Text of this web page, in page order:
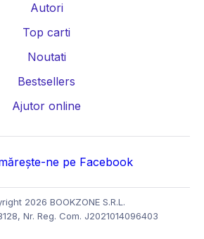
Autori
Top carti
Noutati
Bestsellers
Ajutor online
ne pe Facebook
2026 BOOKZONE S.R.L.
Nr. Reg. Com. J2021014096403